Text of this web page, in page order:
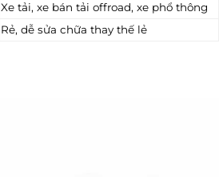
Xe tải, xe bán tải offroad, xe phổ thông
Rẻ, dễ sửa chữa thay thế lẻ